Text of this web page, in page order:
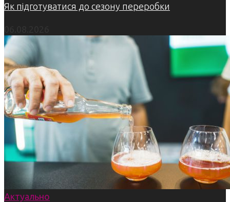
Як підготуватися до сезону переробки
Актуально